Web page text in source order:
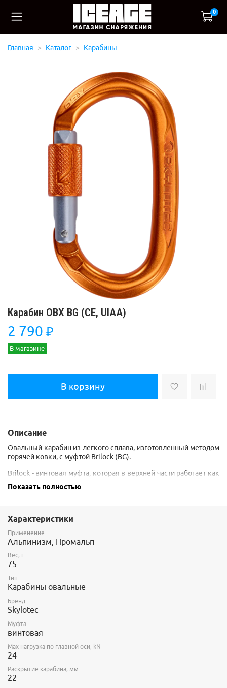
0
Главная Каталог Карабины
Карабин OBX BG (CE, UIAA)
2 790 ₽
В магазине
В корзину
Описание
Овальный карабин из легкого сплава, изготовленный методом
горячей ковки, с муфтой Brilock (BG).
Brilock - винтовая муфта, которая в верхней части работает как
ударов или от воздействия верёвки.
анкеру и для ответственных соединений (например,
страховочных строп, узлов автоматической блокировки и
скрытых точек крепления и т. д.).
Показать полностью
Характеристики
Применение
Альпинизм, Промальп
Вес, г
75
Тип
Карабины овальные
Бренд
Skylotec
Муфта
винтовая
Max нагрузка по главной оси, kN
24
Раскрытие карабина, мм
22